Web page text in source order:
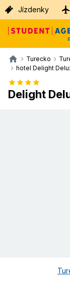
Jízdenky
Turecko
hotel Delight
Delight